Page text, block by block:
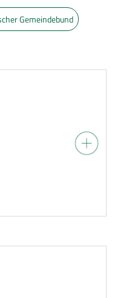
Gemeindebund